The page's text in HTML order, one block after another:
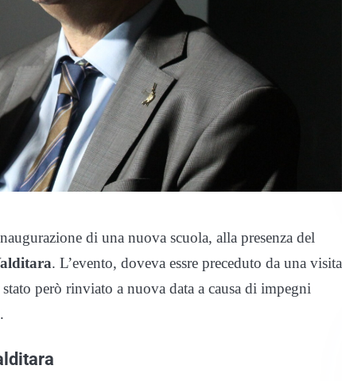
di una nuova scuola, alla presenza del
. L’evento, doveva essre preceduto da una visita
però rinviato a nuova data a causa di impegni